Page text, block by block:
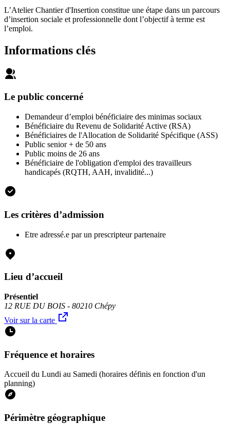
L’Atelier Chantier d'Insertion constitue une étape dans un parcours
d’insertion sociale et professionnelle dont l’objectif à terme est
l’emploi.
Informations clés
Le public concerné
Demandeur d’emploi bénéficiaire des minimas sociaux
Bénéficiaire du Revenu de Solidarité Active (RSA)
Bénéficiaires de l'Allocation de Solidarité Spécifique (ASS)
Public senior + de 50 ans
Public moins de 26 ans
Bénéficiaire de l'obligation d'emploi des travailleurs
handicapés (RQTH, AAH, invalidité...)
Les critères d’admission
Etre adressé.e par un prescripteur partenaire
Lieu d’accueil
Présentiel
12 RUE DU BOIS - 80210 Chépy
Voir sur la carte
Fréquence et horaires
Accueil du Lundi au Samedi (horaires définis en fonction d'un
planning)
Périmètre géographique